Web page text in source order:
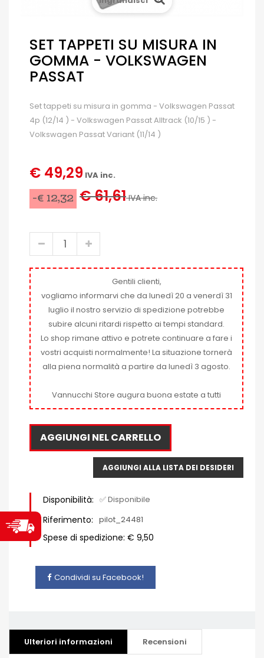
SET TAPPETI SU MISURA IN
GOMMA - VOLKSWAGEN
PASSAT
Set tappeti su misura in gomma - Volkswagen Passat
4p (12/14 ) - Volkswagen Passat Alltrack (10/15 ) -
Volkswagen Passat Variant (11/14 )
€ 49,29 IVA inc.
-€ 12,32 € 61,61IVA inc.
Gentili clienti,
vogliamo informarvi che da lunedì 20 a venerdì 31
luglio il nostro servizio di spedizione potrebbe
subire alcuni ritardi rispetto ai tempi standard.
Lo shop rimane attivo e potrete continuare a fare i
vostri acquisti normalmente! La situazione tornerà
alla piena normalità a partire da lunedì 3 agosto.
Vannucchi Store augura buona estate a tutti
AGGIUNGI NEL CARRELLO
AGGIUNGI ALLA LISTA DEI DESIDERI
Disponibilità: ✅ Disponibile
Riferimento: pilot_24481
Spese di spedizione: € 9,50
Condividi su Facebook!
Ulteriori informazioni Recensioni